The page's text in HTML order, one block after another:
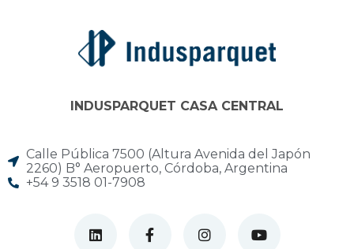
INDUSPARQUET CASA CENTRAL
Calle Pública 7500 (Altura Avenida del Japón
2260) B° Aeropuerto, Córdoba, Argentina
+54 9 3518 01-7908